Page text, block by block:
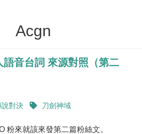
Acgn
語音台詞 來源對照（第二
說對決 刀劍神域
粉來就該來發第二篇粉絲文。